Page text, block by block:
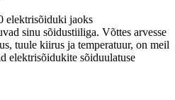
elektrisõiduki jaoks
sinu sõidustiiliga. Võttes arvesse
tuule kiirus ja temperatuur, on meil
elektrisõidukite sõiduulatuse